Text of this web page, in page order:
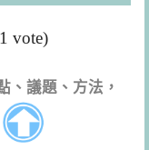
vote)
、議題、方法，